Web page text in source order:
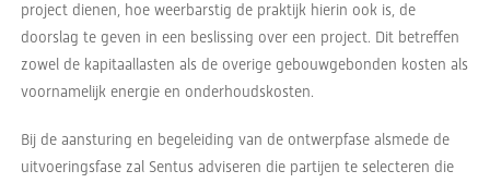
project dienen, hoe weerbarstig de praktijk hierin ook is, de
doorslag te geven in een beslissing over een project. Dit betreffen
zowel de kapitaallasten als de overige gebouwgebonden kosten als
voornamelijk energie en onderhoudskosten.
Bij de aansturing en begeleiding van de ontwerpfase alsmede de
uitvoeringsfase zal Sentus adviseren die partijen te selecteren die